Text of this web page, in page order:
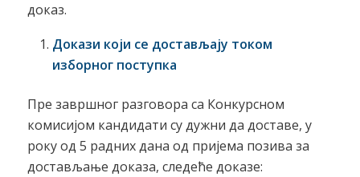
доказ.
Докази који се достављају током
изборног поступка
Пре завршног разговора са Конкурсном
комисијом кандидати су дужни да доставе, у
року од 5 радних дана од пријема позива за
достављање доказа, следеће доказе: